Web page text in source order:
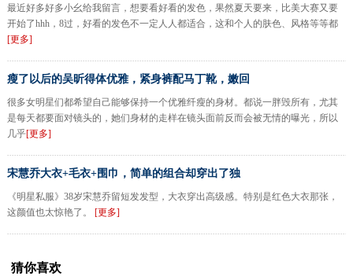
最近好多好多小幺给我留言，想要看好看的发色，果然夏天要来，比美大赛又要
开始了hhh，8过，好看的发色不一定人人都适合，这和个人的肤色、风格等等都
[更多]
瘦了以后的吴昕得体优雅，紧身裤配马丁靴，嫩回
很多女明星们都希望自己能够保持一个优雅纤瘦的身材。都说一胖毁所有，尤其
是每天都要面对镜头的，她们身材的走样在镜头面前反而会被无情的曝光，所以
几乎[更多]
宋慧乔大衣+毛衣+围巾，简单的组合却穿出了独
《明星私服》38岁宋慧乔留短发发型，大衣穿出高级感。特别是红色大衣那张，
这颜值也太惊艳了。 [更多]
猜你喜欢